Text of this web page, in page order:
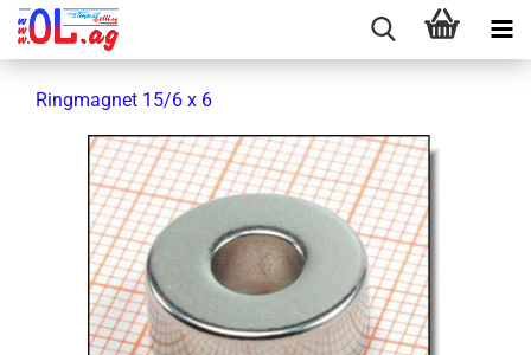
Ring­ma­gnet 15/6 x 6